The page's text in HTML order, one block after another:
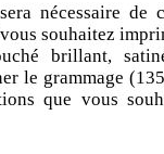
nécessaire de
souhaitez
brillant,
le grammage
que vous